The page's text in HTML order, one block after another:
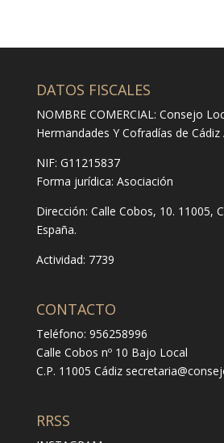
DATOS FISCALES
NOMBRE COMERCIAL: Consejo
Hermandades Y Cofradías de Cádiz
NIF: G11215837
Forma jurídica: Asociación
Dirección: Calle Cobos, 10. 11005,
España.
Actividad: 7739
CONTACTO
Teléfono: 956258996
Calle Cobos nº 10 Bajo Local
C.P. 11005 Cádiz
RRSS